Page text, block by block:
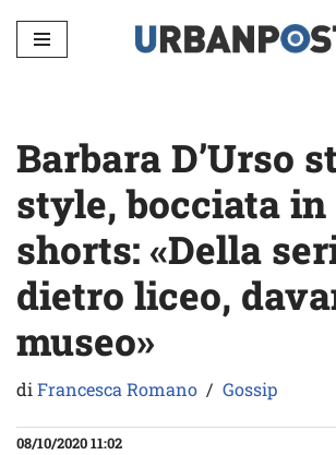
Vai
Barbara D’Urso
style, bocciata
shorts: «Della
dietro liceo,
museo»
diFrancesca Romano Gossip
08/10/2020 11:02